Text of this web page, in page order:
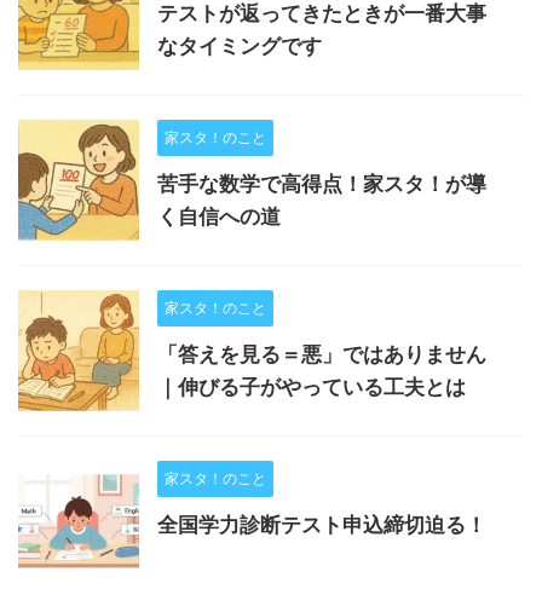
テストが返ってきたときが一番大事
なタイミングです
家スタ！のこと
苦手な数学で高得点！家スタ！が導
く自信への道
家スタ！のこと
「答えを見る＝悪」ではありません
｜伸びる子がやっている工夫とは
家スタ！のこと
全国学力診断テスト申込締切迫る！